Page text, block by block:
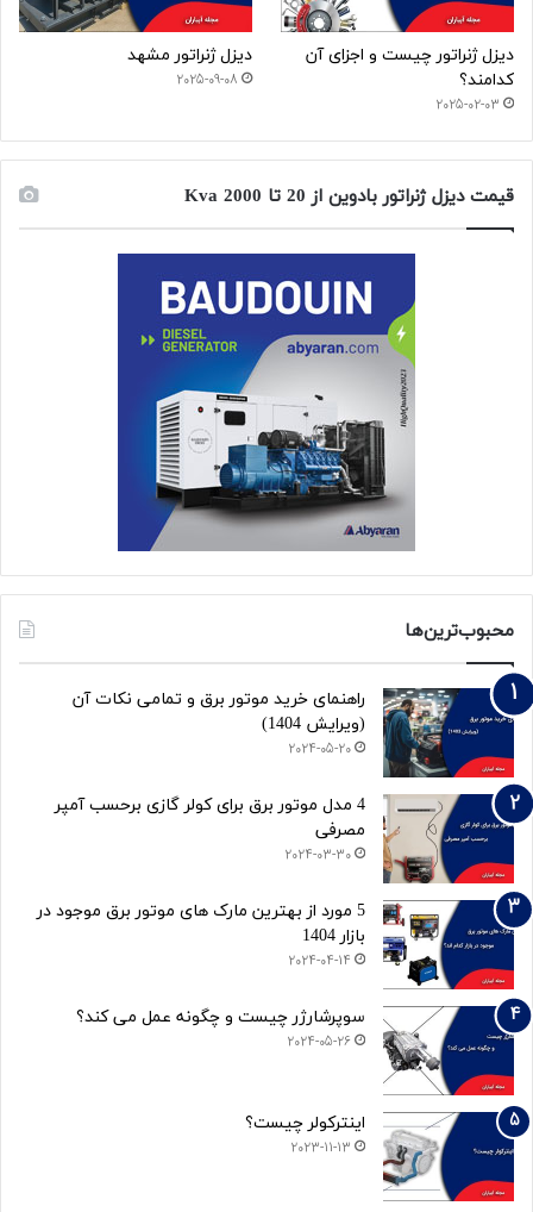
دیزل ژنراتور چیست و اجزای آن
کدامند؟
2025-02-03
دیزل ژنراتور مشهد
2025-09-08
قیمت دیزل ژنراتور بادوین از 20 تا 2000 Kva
محبوب‌ترین‌ها
راهنمای خرید موتور برق و تمامی نکات آن
(ویرایش 1404)
2024-05-20
4 مدل موتور برق برای کولر گازی برحسب آمپر
مصرفی
2024-03-30
5 مورد از بهترین مارک های موتور برق موجود در
بازار 1404
2024-04-14
سوپرشارژر چیست و چگونه عمل می کند؟
2024-05-26
اینترکولر چیست؟
2023-11-13